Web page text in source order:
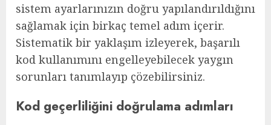
sistem ayarlarınızın doğru yapılandırıldığını
sağlamak için birkaç temel adım içerir.
Sistematik bir yaklaşım izleyerek, başarılı
kod kullanımını engelleyebilecek yaygın
sorunları tanımlayıp çözebilirsiniz.
Kod geçerliliğini doğrulama adımları